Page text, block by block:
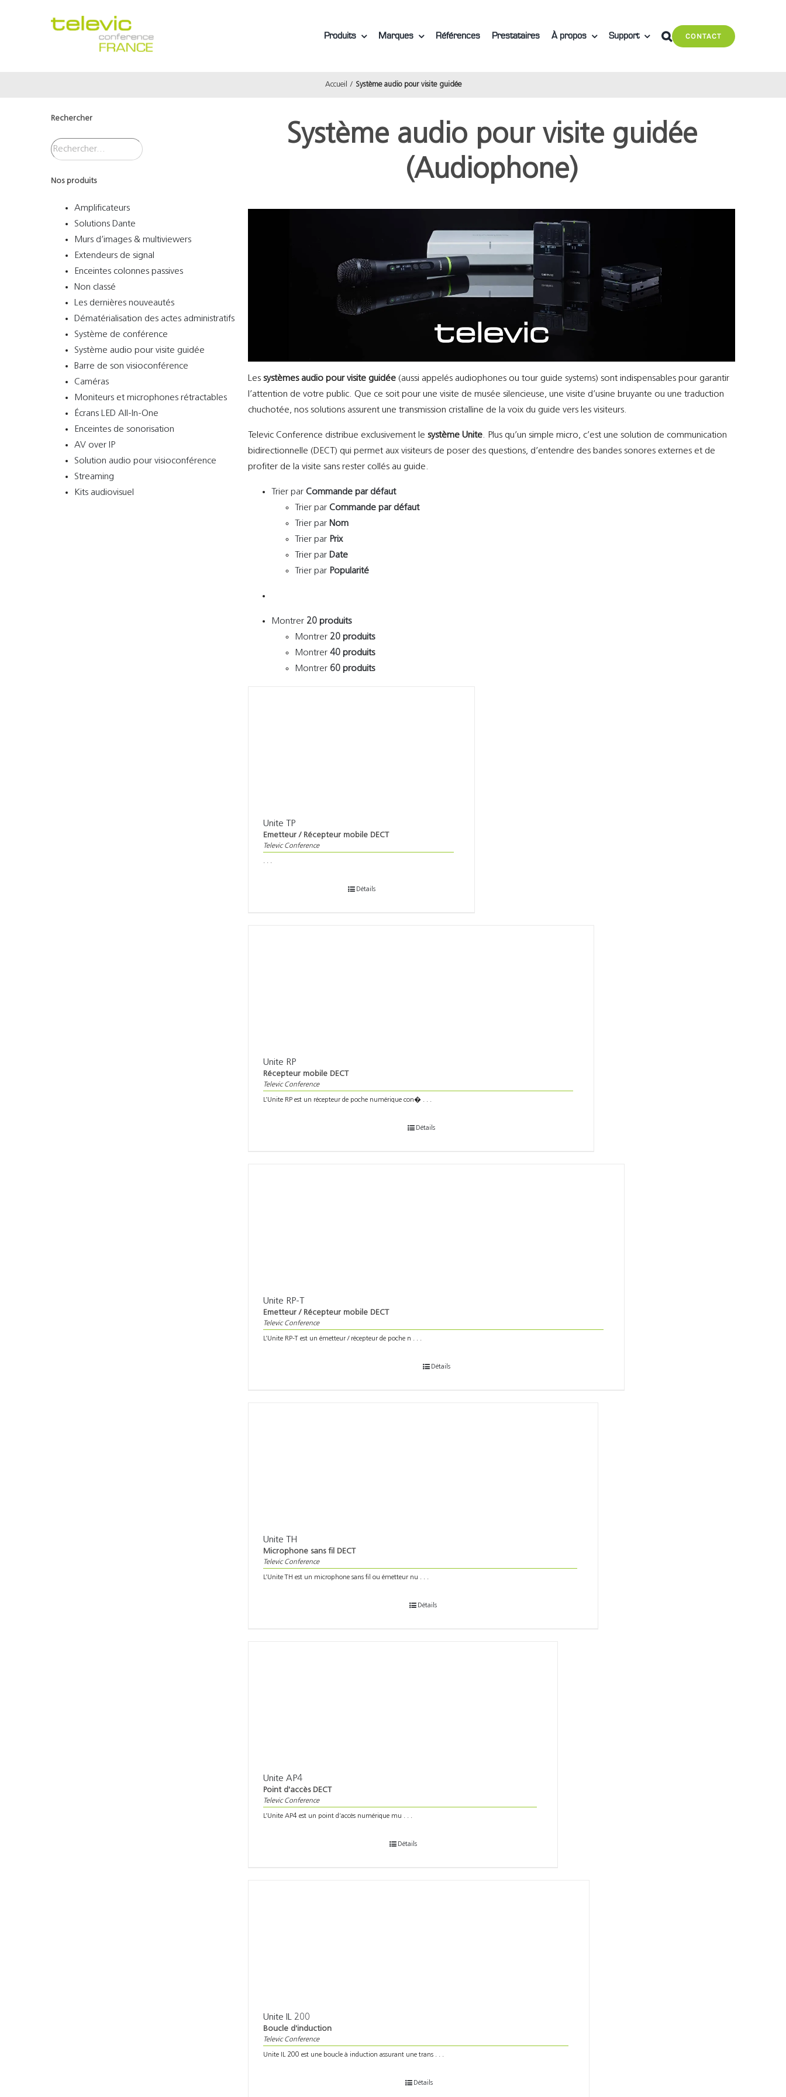
Produits Marques Références Prestataires À propos Support CONTACT
Accueil Système audio pour visite guidée
Système audio pour visite guidée
(Audiophone)
Lessystèmes audio pour visite guidée (aussi appelés audiophones ou tour guide systems) sont indispensables pour garantir
l’attention de votre public. Que ce soit pour une visite de musée silencieuse, une visite d’usine bruyante ou une traduction
chuchotée, nos solutions assurent une transmission cristalline de la voix du guide vers les visiteurs.
Televic Conference distribue exclusivement lesystème Unite. Plus qu’un simple micro, c’est une solution de communication
bidirectionnelle (DECT) qui permet aux visiteurs de poser des questions, d’entendre des bandes sonores externes et de
profiter de la visite sans rester collés au guide.
Trier parCommande par défaut
Trier parCommande par défaut
Trier par Nom
Trier par Prix
Trier par Date
Trier par Popularité
Montrer 20 produits
Montrer 20 produits
Montrer40 produits
Montrer 60 produits
Unite TP
Emetteur / Récepteur mobile DECT
Televic Conference
. . .
Détails
Unite RP
Récepteur mobile DECT
Televic Conference
L’Unite RP est un récepteur de poche numérique con� . . .
Détails
Unite RP-T
Emetteur / Récepteur mobile DECT
Televic Conference
L’Unite RP-T est un émetteur / récepteur de poche n . . .
Détails
Unite TH
Microphone sans fil DECT
Televic Conference
L’Unite TH est un microphone sans fil ou émetteur nu . . .
Détails
Unite AP4
Point d'accès DECT
Televic Conference
L’Unite AP4 est un point d’accès numérique mu . . .
Détails
Unite IL 200
Boucle d'induction
Televic Conference
Unite IL 200 est une boucle à induction assurant une trans . . .
Détails
Rechercher
Nos produits
Amplificateurs
Solutions Dante
Murs d’images & multiviewers
Extendeurs de signal
Enceintes colonnes passives
Non classé
Les dernières nouveautés
Dématérialisation des actes administratifs
Système de conférence
Système audio pour visite guidée
Barre de son visioconférence
Caméras
Moniteurs et microphones rétractables
Écrans LED All-In-One
Enceintes de sonorisation
AV over IP
Solution audio pour visioconférence
Streaming
Kits audiovisuel